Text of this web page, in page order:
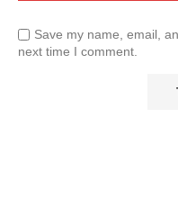
Save my name, email,
next time I comment.